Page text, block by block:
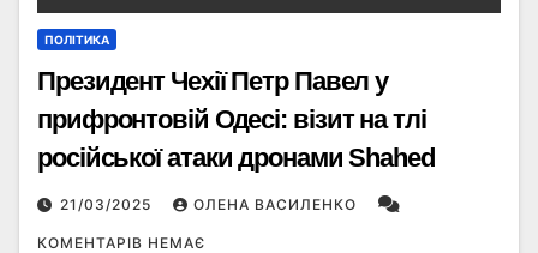
ПОЛІТИКА
Президент Чехії Петр Павел у
прифронтовій Одесі: візит на тлі
російської атаки дронами Shahed
21/03/2025 ОЛЕНА ВАСИЛЕНКО
КОМЕНТАРІВ НЕМАЄ